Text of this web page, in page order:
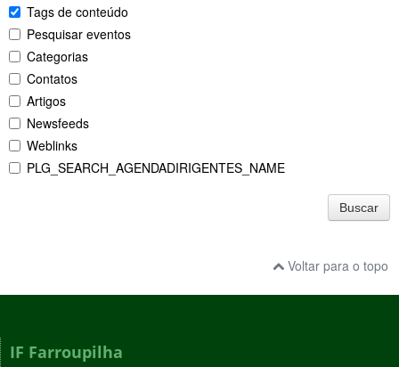
Tags de conteúdo
Pesquisar eventos
Categorias
Contatos
Artigos
Newsfeeds
Weblinks
PLG_SEARCH_AGENDADIRIGENTES_NAME
Buscar
Voltar para o topo
IF Farroupilha